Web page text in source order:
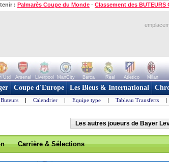
: Palmarès Coupe du Monde - Classement des BUTEURS
Utd Arsenal Liverpool ManCity Barca Real Atletico Milan
Coupe d'Europe Les Bleus & International
Buteurs | Calendrier | Equipe type | Tableau Transferts |
Les autres joueurs de Bayer
Carrière & Sélections